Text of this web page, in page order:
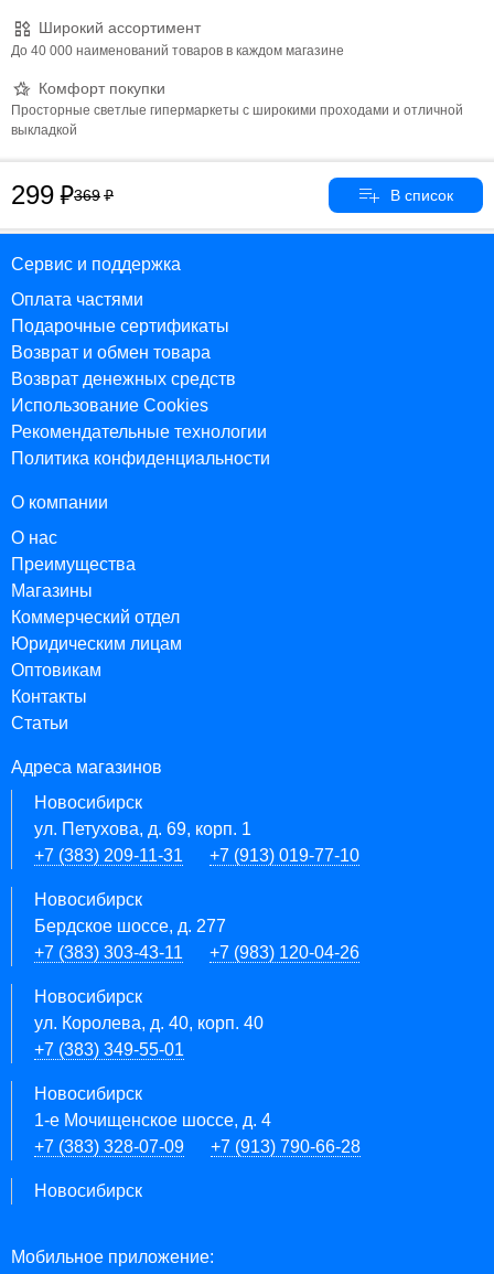
Широкий ассортимент
До 40 000 наименований товаров в каждом магазине
Комфорт покупки
Просторные светлые гипермаркеты с широкими проходами и отличной
выкладкой
299 369
Сервис и поддержка
Оплата частями
Подарочные сертификаты
Возврат и обмен товара
Возврат денежных средств
Использование Cookies
Рекомендательные технологии
Политика конфиденциальности
О компании
О нас
Преимущества
Магазины
Коммерческий отдел
Юридическим лицам
Оптовикам
Контакты
Статьи
Адреса магазинов
Новосибирск
ул. Петухова, д. 69, корп. 1
+7 (383) 209-11-31
+7 (913) 019-77-10
Новосибирск
Бердское шоссе, д. 277
+7 (383) 303-43-11
+7 (983) 120-04-26
Новосибирск
ул. Королева, д. 40, корп. 40
+7 (383) 349-55-01
Новосибирск
1-е Мочищенское шоссе, д. 4
+7 (383) 328-07-09
+7 (913) 790-66-28
Новосибирск
Мобильное приложение: